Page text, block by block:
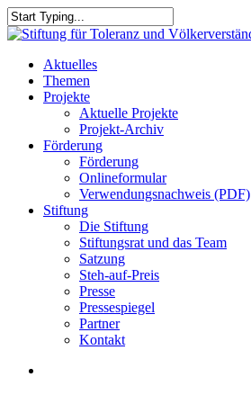
Skip
to
content
Close
search
Menu
Aktuelles
Themen
Projekte
Aktuelle Projekte
Projekt-Archiv
Förderung
Förderung
Onlineformular
Verwendungsnachweis (PDF)
Stiftung
Die Stiftung
Stiftungsrat und das Team
Satzung
Steh-auf-Preis
Presse
Pressespiegel
Partner
Kontakt